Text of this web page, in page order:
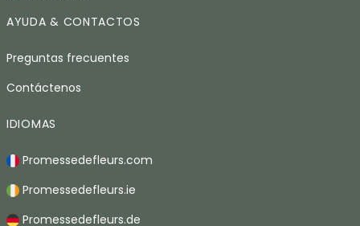
AYUDA & CONTACTOS
Preguntas frecuentes
Contáctenos
IDIOMAS
Promessedefleurs.com
Promessedefleurs.ie
Promessedefleurs.de